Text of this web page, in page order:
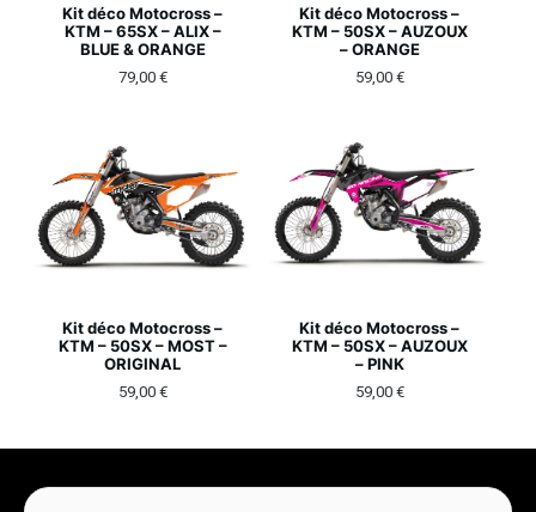
Kit déco Motocross –
KTM – 65SX – ALIX –
BLUE & ORANGE
79,00 €
Kit déco Motocross –
KTM – 50SX – AUZOUX
– ORANGE
59,00 €
Kit déco Motocross –
KTM – 50SX – MOST –
ORIGINAL
59,00 €
Kit déco Motocross –
KTM – 50SX – AUZOUX
– PINK
59,00 €